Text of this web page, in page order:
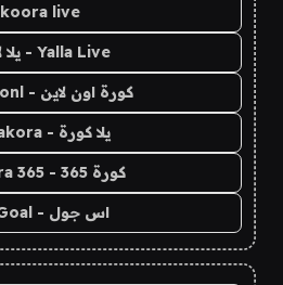
koora live
Yalla Live - يلا لايف
كورة اون لاين - koora onl
يلا كورة - yallakora
كورة 365 - kooora 365
اس جول - AS Goal